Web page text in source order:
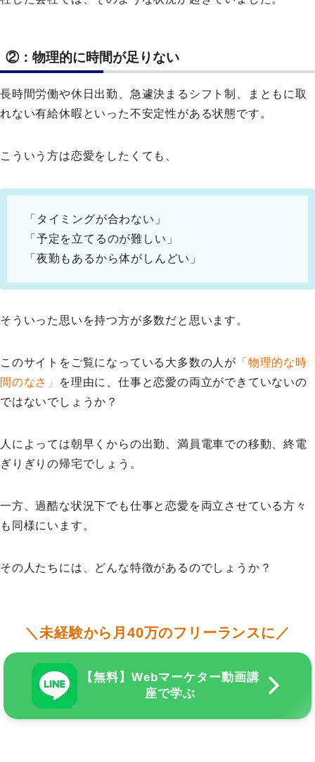
②：物理的に時間が足りない
長時間労働や休日出勤、急遽決まるシフト制、まともに取
れない有給休暇といった不安定性がある状態です。
こういう方は恋愛をしたくても、
「タイミングが合わない」
「予定を立てるのが難しい」
「夜勤もあるから体がしんどい」
そういった思いを持つ方が多数だと思います。
このサイトをご覧になっている大多数の人が 「物理的な時
間のなさ」
を理由に、仕事と恋愛の両立ができていないの
ではないでしょうか？
人によっては朝早くからの出勤、満員電車での移動、終電
ぎりぎりの帰宅でしょう。
一方、過酷な状況下でも仕事と恋愛を両立させている方々
も同様にいます。
その人たちには、どんな特徴があるのでしょうか？
＼未経験から月40万のフリーランスに／
【無料】Webマーケター動画講
座で学ぶ